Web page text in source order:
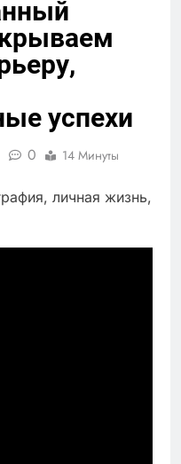
успехи
0 14 Минуты